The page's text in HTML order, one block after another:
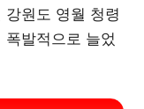
원도 영월 청령
발적으로 늘었